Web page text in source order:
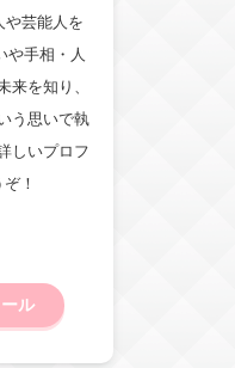
や芸能人を
や手相・人
来を知り、
う思いで執
しいプロフ
！
ル